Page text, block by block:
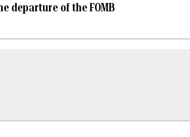
departure of the FOMB